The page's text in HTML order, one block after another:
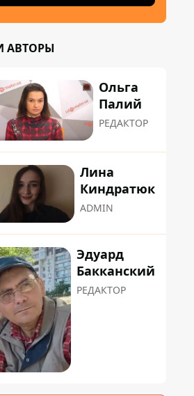
АВТОРЫ
Ольга
Палий
РЕДАКТОР
Лина
Киндратюк
ADMIN
Эдуард
Бакканский
РЕДАКТОР